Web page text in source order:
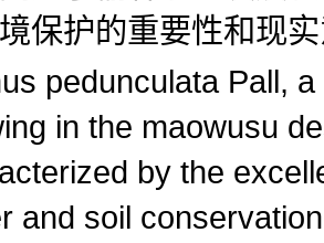
保护的重要性和现
pedunculata Pall,
in the maowusu
by the
and soil